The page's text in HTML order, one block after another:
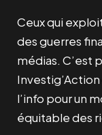
Ceux qui
des guerres
médias. C’est
l’info pour un
équitable des